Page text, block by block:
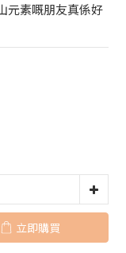
元素嘅朋友真係好
立即購買